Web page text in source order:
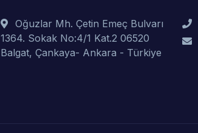
Oğuzlar Mh. Çetin Emeç Bulvarı
1364. Sokak No:4/1 Kat.2 06520
Balgat, Çankaya- Ankara - Türkiye